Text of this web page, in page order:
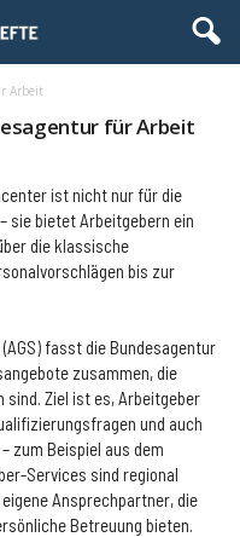
Arbeit
für Arbeit
ist nicht nur für die
sie bietet Arbeitgebern ein
die klassische
bis zur
fasst die Bundesagentur
zusammen, die
Ziel ist es, Arbeitgeber
und auch
zum Beispiel aus dem
Services sind regional
Ansprechpartner, die
Betreuung bieten.